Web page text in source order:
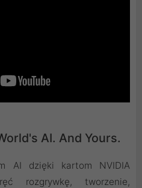
AI. And Yours.
AI dzięki kartom NVIDIA
rozgrywkę, tworzenie,